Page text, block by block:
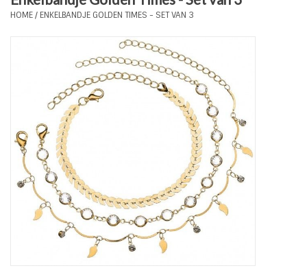
Plus Size Sieraden
Tassen en meer
Haaraccesoires
Zonnebrillen
Fashion
ON THE BEACH
HOME/ ENKELBANDJE GOLDEN TIMES - SET VAN 3